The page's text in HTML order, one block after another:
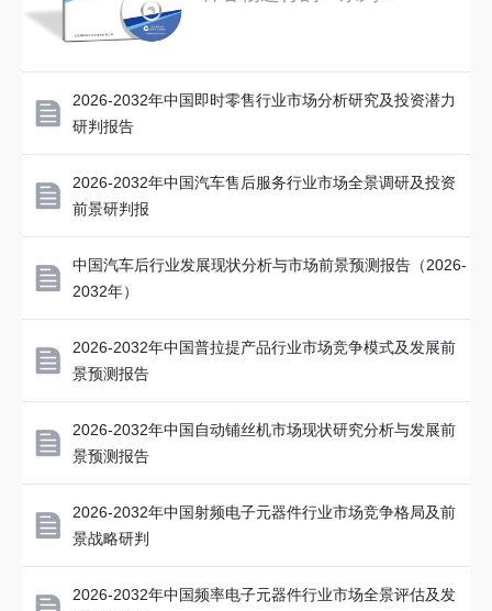
2026-2032年中国即时零售行业市场分析研究及投资潜力
研判报告
2026-2032年中国汽车售后服务行业市场全景调研及投资
前景研判报
中国汽车后行业发展现状分析与市场前景预测报告（2026-
2032年）
2026-2032年中国普拉提产品行业市场竞争模式及发展前
景预测报告
2026-2032年中国自动铺丝机市场现状研究分析与发展前
景预测报告
2026-2032年中国射频电子元器件行业市场竞争格局及前
景战略研判
2026-2032年中国频率电子元器件行业市场全景评估及发